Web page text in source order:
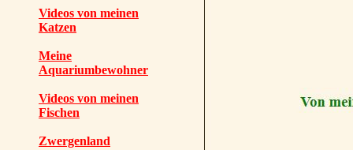
Videos von meinen
Katzen
Meine
Aquariumbewohner
Videos von meinen
Fischen
Zwergenland